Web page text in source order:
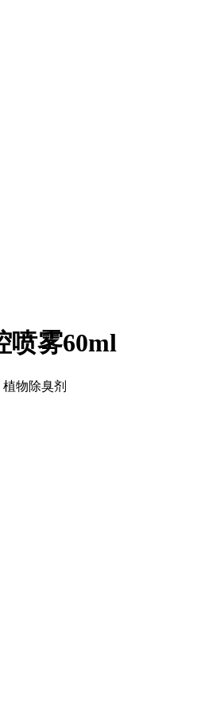
喷雾60ml
物除臭剂